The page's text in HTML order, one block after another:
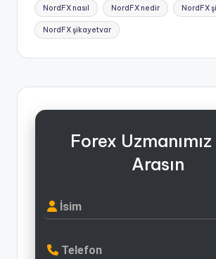
NordFX nasıl NordFX nedir NordFX
NordFX şikayetvar
Forex
Arasın
İsim
Telefon